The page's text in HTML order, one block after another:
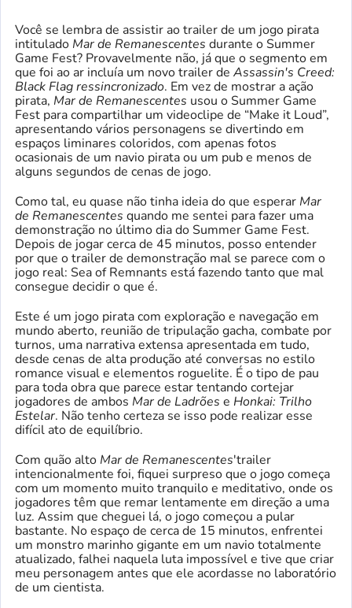
Você se lembra de assistir ao trailer de um jogo pirata
intitulado Mar de Remanescentes durante o Summer
Game Fest? Provavelmente não, já que o segmento em
que foi ao ar incluía um novo trailer de Assassin's Creed:
Black Flag ressincronizado. Em vez de mostrar a ação
pirata, Mar de Remanescentes usou o Summer Game
Fest para compartilhar um videoclipe de “Make it Loud”,
apresentando vários personagens se divertindo em
espaços liminares coloridos, com apenas fotos
ocasionais de um navio pirata ou um pub e menos de
alguns segundos de cenas de jogo.
Como tal, eu quase não tinha ideia do que esperar Mar
de Remanescentes quando me sentei para fazer uma
demonstração no último dia do Summer Game Fest.
Depois de jogar cerca de 45 minutos, posso entender
por que o trailer de demonstração mal se parece com o
jogo real: Sea of ​​​​Remnants está fazendo tanto que mal
consegue decidir o que é.
Este é um jogo pirata com exploração e navegação em
mundo aberto, reunião de tripulação gacha, combate por
turnos, uma narrativa extensa apresentada em tudo,
desde cenas de alta produção até conversas no estilo
romance visual e elementos roguelite. É o tipo de pau
para toda obra que parece estar tentando cortejar
jogadores de ambos Mar de Ladrões e Honkai: Trilho
Estelar. Não tenho certeza se isso pode realizar esse
difícil ato de equilíbrio.
Com quão alto Mar de Remanescentes'trailer
intencionalmente foi, fiquei surpreso que o jogo começa
com um momento muito tranquilo e meditativo, onde os
jogadores têm que remar lentamente em direção a uma
luz. Assim que cheguei lá, o jogo começou a pular
bastante. No espaço de cerca de 15 minutos, enfrentei
um monstro marinho gigante em um navio totalmente
atualizado, falhei naquela luta impossível e tive que criar
meu personagem antes que ele acordasse no laboratório
de um cientista.